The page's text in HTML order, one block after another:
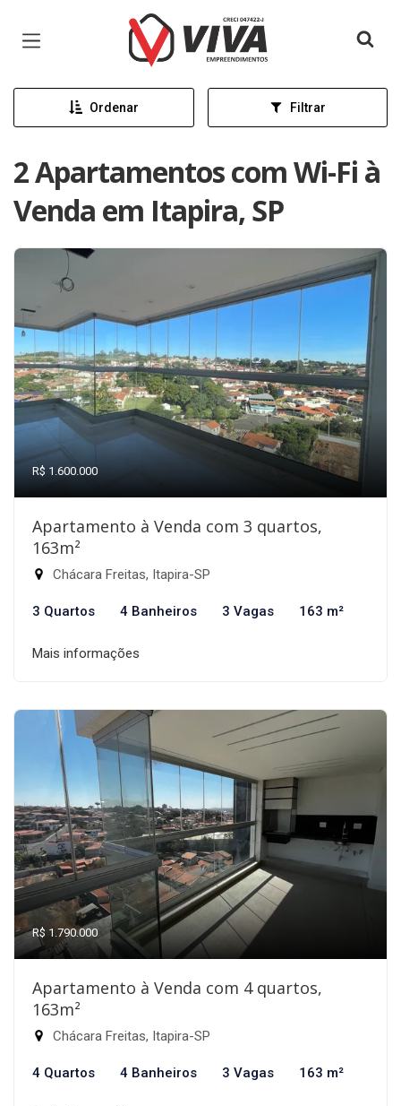
Página inicial
Ordenar Filtrar
2 Apartamentos com Wi-Fi à
Venda em Itapira, SP
R$ 1.600.000
Apartamento à Venda com 3 quartos,
163m²
Chácara Freitas, Itapira-SP
3 Quartos 4 Banheiros 3 Vagas 163 m²
Mais informações
R$ 1.790.000
Apartamento à Venda com 4 quartos,
163m²
Chácara Freitas, Itapira-SP
4 Quartos 4 Banheiros 3 Vagas 163 m²